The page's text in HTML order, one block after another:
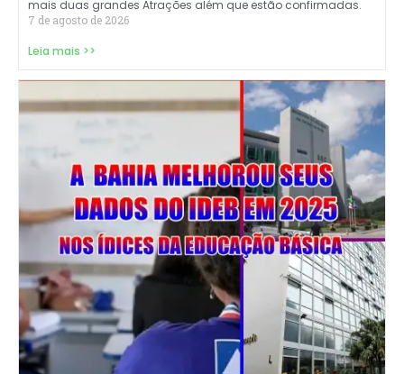
mais duas grandes Atrações além que estão confirmadas.
7 de agosto de 2026
Leia mais >>